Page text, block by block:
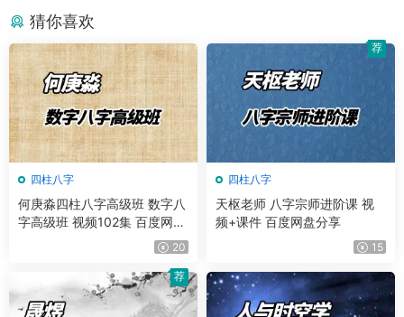
猜你喜欢
四柱八字
何庚淼四柱八字高级班 数字八
字高级班 视频102集 百度网盘
20
四柱八字
天枢老师 八字宗师进阶课 视
频+课件 百度网盘分享
15
荐
荐